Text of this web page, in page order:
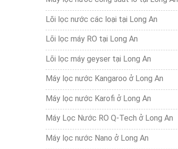
Lõi lọc nước các loại tại Long An
Lõi lọc máy RO tại Long An
Lõi lọc máy geyser tại Long An
Máy lọc nước Kangaroo ở Long An
Máy lọc nước Karofi ở Long An
Máy Lọc Nước RO Q-Tech ở Long An
Máy lọc nước Nano ở Long An